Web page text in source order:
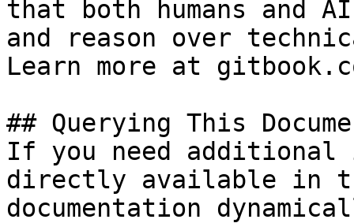
that both humans and
and reason over
Learn more at
## Querying This
If you need
directly available in
documentation